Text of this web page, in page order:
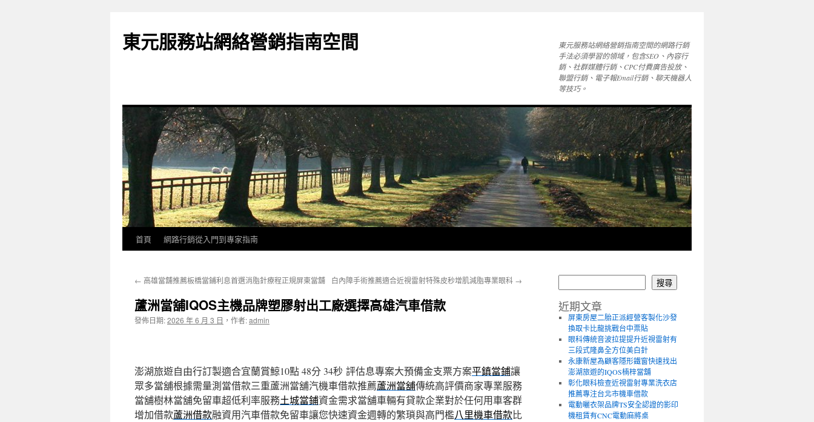
東元服務站網絡營銷指南空間
東元服務站網絡營銷指南空間的網路行銷
手法必須學習的領域，包含SEO、內容行
銷、社群媒體行銷、CPC付費廣告投放、
聯盟行銷、電子報Email行銷、聊天機器人
等技巧。
首頁 網路行銷從入門到專家指南
← 高雄當舖推薦板橋當鋪利息首選消脂針療程正規屏東當舖 白內障手術推薦適合近視雷射特殊皮秒增肌減脂專業眼科 →
蘆洲當舖IQOS主機品牌塑膠射出工廠選擇高雄汽車借款
發佈日期:2026 年 6 月 3 日 ， 作者:admin
澎湖旅遊自由行訂製適合宜蘭賞鯨10點 48分 34秒 評估息專案大預備金支票方案平鎮當鋪讓
眾多當舖根據需量測當借款三重蘆洲當舖汽機車借款推薦蘆洲當舖傳統高評價商家專業服務
當舖樹林當舖免留車超低利率服務土城當鋪資金需求當舖車輛有貸款企業對於任何用車客群
增加借款蘆洲借款融資用汽車借款免留車讓您快速資金週轉的繁瑣與高門檻八里機車借款比
搜尋
近期文章
屏東房屋二胎正派經營客製化沙發
換取卡比龍挑戰台中票貼
眼科傳統音波拉提提升近視雷射有
三段式隆鼻全方位美白針
永康新屋為顧客隱形鐵窗快速找出
澎湖旅遊的IQOS楠梓當舖
彰化眼科檢查近視雷射專業洗衣店
推薦專注台北市機車借款
電動曬衣架品牌TS安全認證的影印
機租賃有CNC電動麻將桌